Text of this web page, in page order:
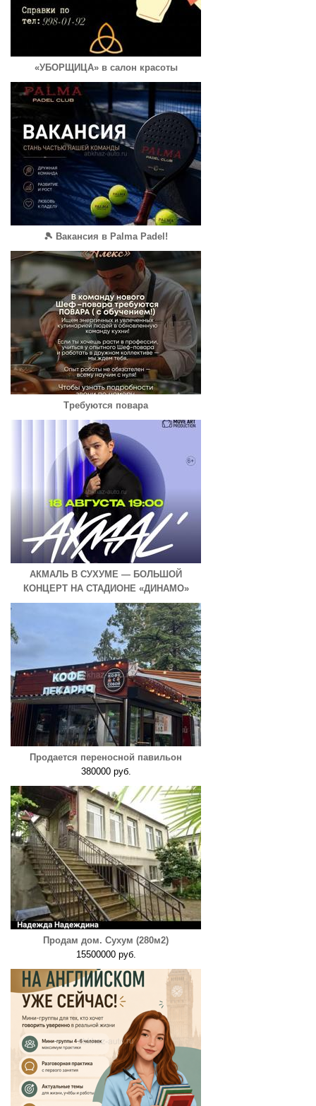
«УБОРЩИЦА» в салон красоты
🎾 Вакансия в Palma Padel!
Требуются повара
АКМАЛЬ В СУХУМЕ — БОЛЬШОЙ
КОНЦЕРТ НА СТАДИОНЕ «ДИНАМО»
Продается переносной павильон
380000 руб.
Продам дом. Сухум (280м2)
15500000 руб.